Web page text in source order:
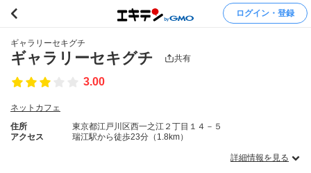
ログイン・登録
ギャラリーセキグチ
ギャラリーセキグチ 共有
3.00
ネットカフェ
住所
東京都江戸川区西一之江２丁目１４－５
アクセス
瑞江駅から徒歩23分（1.8km）
詳細情報を見る